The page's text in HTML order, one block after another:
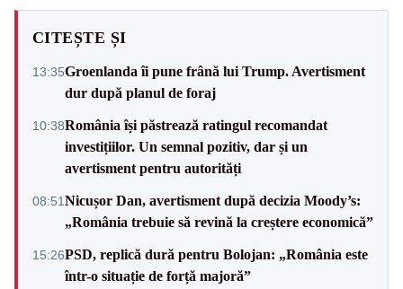
CITEȘTE ȘI
13:35Groenlanda îi pune frână lui Trump. Avertisment
dur după planul de foraj
10:38România își păstrează ratingul recomandat
investițiilor. Un semnal pozitiv, dar și un
avertisment pentru autorități
08:51Nicușor Dan, avertisment după decizia Moody’s:
„România trebuie să revină la creștere economică”
15:26PSD, replică dură pentru Bolojan: „România este
într-o situație de forță majoră”